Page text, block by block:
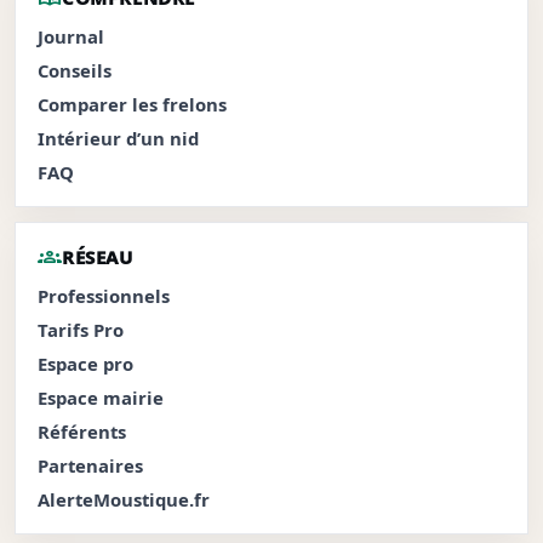
Journal
Conseils
Comparer les frelons
Intérieur d’un nid
FAQ
groupsRÉSEAU
Professionnels
Tarifs Pro
Espace pro
Espace mairie
Référents
Partenaires
AlerteMoustique.fr